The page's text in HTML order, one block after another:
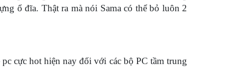
ổ đĩa. Thật ra mà nói Sama có thể bỏ luôn 2
cực hot hiện nay đối với các bộ PC tầm trung